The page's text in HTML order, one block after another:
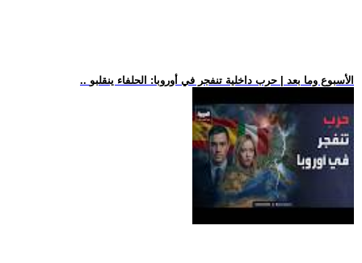
.. الأسبوع وما بعد | حرب داخلية تنفجر في أوروبا: الحلفاء ينقلبو